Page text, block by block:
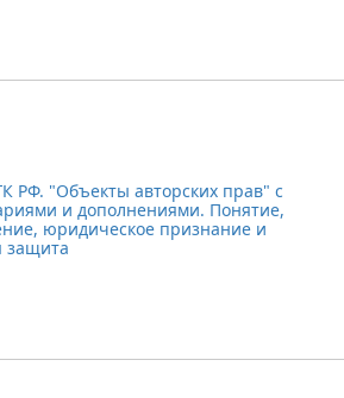
РФ. "Объекты авторских прав" с
и дополнениями. Понятие,
юридическое признание и
защита